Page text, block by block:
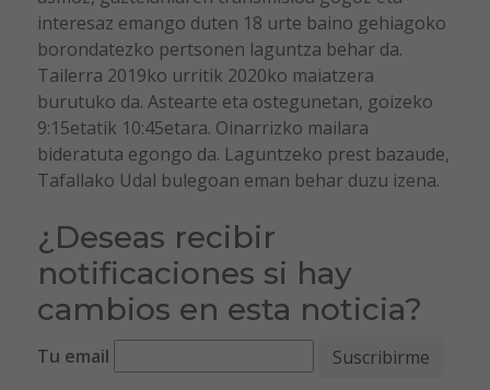
interesaz emango duten 18 urte baino gehiagoko
borondatezko pertsonen laguntza behar da.
Tailerra 2019ko urritik 2020ko maiatzera
burutuko da. Astearte eta ostegunetan, goizeko
9:15etatik 10:45etara. Oinarrizko mailara
bideratuta egongo da. Laguntzeko prest bazaude,
Tafallako Udal bulegoan eman behar duzu izena.
¿Deseas recibir
notificaciones si hay
cambios en esta noticia?
Tu email